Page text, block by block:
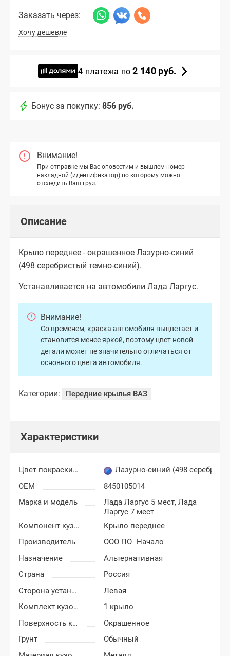
Заказать через:
Хочу дешевле
4 платежа по2 140 руб.
Бонус за покупку: 856 руб.
Внимание!
При отправке мы Вас оповестим и вышлем номер
накладной (идентификатор) по которому можно
отследить Ваш груз.
Описание
Крыло переднее - окрашенное Лазурно-синий
(498 серебристый темно-синий).
Устанавливается на автомобили Лада Ларгус.
Внимание!
Со временем, краска автомобиля выцветает и
становится менее яркой, поэтому цвет новой
детали может не значительно отличаться от
основного цвета автомобиля.
Категории: Передние крылья ВАЗ
Характеристики
Цвет покраски Лада Ларгус
Лазурно-синий (498
OEM
8450105014
Марка и модель
Лада Ларгус 5 мест,Лада
Ларгус 7 мест
Компонент кузова
Крыло переднее
Производитель
ООО ПО "Начало"
Назначение
Альтернативная
Страна
Россия
Сторона установки
Левая
Комплект кузовных деталей
1 крыло
Поверхность крыла
Окрашенное
Грунт
Обычный